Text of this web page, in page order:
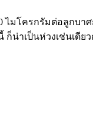
ไมโครกรัมต่อลูกบ
ก็น่าเป็นห่วงเช่นเ